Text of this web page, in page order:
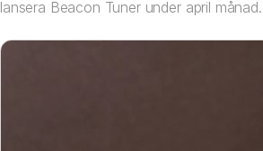
lansera Beacon Tuner under april månad.